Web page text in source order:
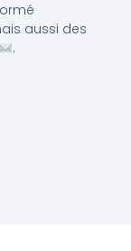
aussi des
.